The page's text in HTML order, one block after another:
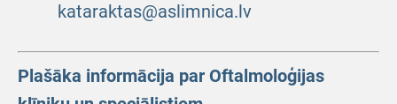
kataraktas@aslimnica.lv
Plašāka informācija par Oftalmoloģijas